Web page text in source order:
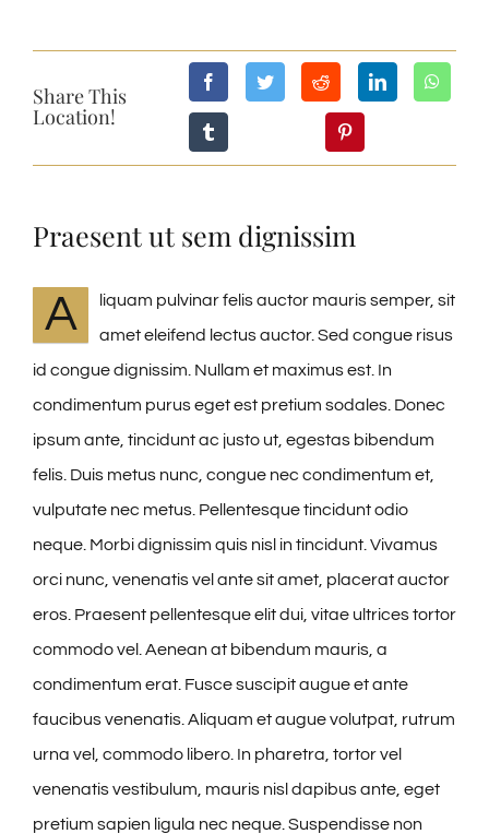
Share This
Location!
Praesent ut sem dignissim
A
liquam pulvinar felis auctor mauris semper, sit
amet eleifend lectus auctor. Sed congue risus
id congue dignissim. Nullam et maximus est. In
condimentum purus eget est pretium sodales. Donec
ipsum ante, tincidunt ac justo ut, egestas bibendum
felis. Duis metus nunc, congue nec condimentum et,
vulputate nec metus. Pellentesque tincidunt odio
neque. Morbi dignissim quis nisl in tincidunt. Vivamus
orci nunc, venenatis vel ante sit amet, placerat auctor
eros. Praesent pellentesque elit dui, vitae ultrices tortor
commodo vel. Aenean at bibendum mauris, a
condimentum erat. Fusce suscipit augue et ante
faucibus venenatis. Aliquam et augue volutpat, rutrum
urna vel, commodo libero. In pharetra, tortor vel
venenatis vestibulum, mauris nisl dapibus ante, eget
pretium sapien ligula nec neque. Suspendisse non